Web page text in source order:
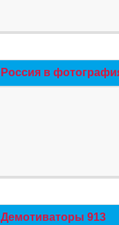
Россия в
Демотиваторы 913